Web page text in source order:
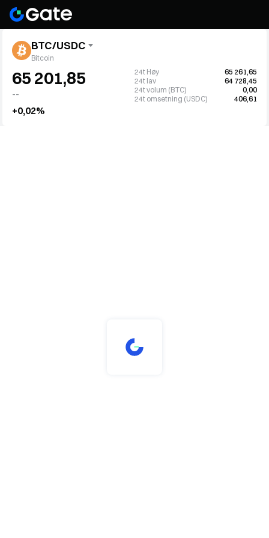
BTC/USDC
Bitcoin
65 201,85
--
+0,02%
24t Høy
65 261,65
24t lav
64 728,45
24t volum (BTC)
0,00
24t omsetning (USDC)
406,61